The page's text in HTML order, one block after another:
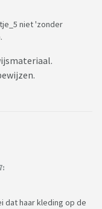
niet 'zonder
dat haar kleding op de